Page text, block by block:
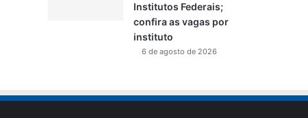
Institutos Federais;
confira as vagas por
instituto
6 de agosto de 2026